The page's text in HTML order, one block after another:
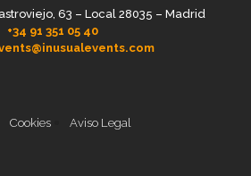
63 – Local 28035 – Madrid
+34 91 351 05 40
Cookies Aviso Legal